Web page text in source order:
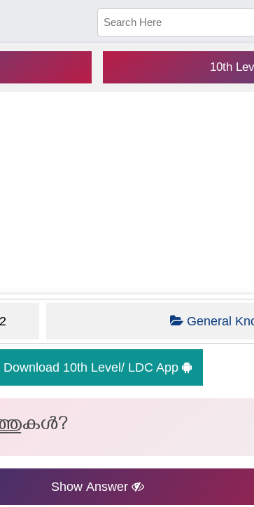
10th
General
Download 10th Level/ LDC App
Show Answer